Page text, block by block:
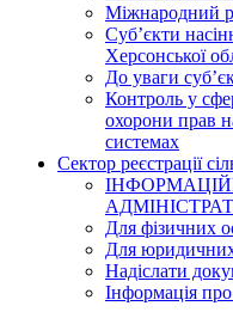
Міжнародний
Суб’єкти
Херсонської
До уваги
Контроль у
охорони прав
системах
Сектор реєстрації
Для фізичних
Для
Надіслати
Інформація